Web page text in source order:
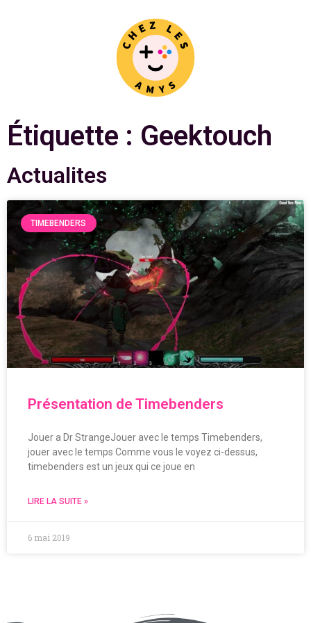
Étiquette : Geektouch
Actualites
TIMEBENDERS
Présentation de Timebenders
Jouer a Dr StrangeJouer avec le temps Timebenders,
jouer avec le temps Comme vous le voyez ci-dessus,
timebenders est un jeux qui ce joue en
LIRE LA SUITE »
6 mai 2019